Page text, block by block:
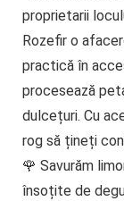
proprietarii
Rozefir o
practică în
procesează
dulcețuri. Cu
rog să țineți
🌹 Savurăm
însoțite de